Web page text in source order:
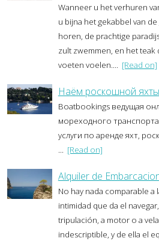
Wanneer u het verhuren
u bijna het gekabbel van
horen, de prachtige
zult zwemmen, en het
voeten voelen.... [Read on]
Наём роскошной
Boatbookings ведущая
мореходного
услуги по аренде яхт,
... [Read on]
Alquiler de
No hay nada comparable
intimidad que da el
tripulación, a motor o a
indescriptible, y de ella el